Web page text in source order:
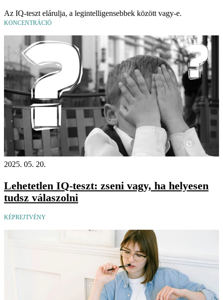
Az IQ-teszt elárulja, a legintelligensebbek között vagy-e.
KONCENTRÁCIÓ
2025. 05. 20.
Lehetetlen IQ-teszt: zseni vagy, ha helyesen
tudsz válaszolni
KÉPREJTVÉNY